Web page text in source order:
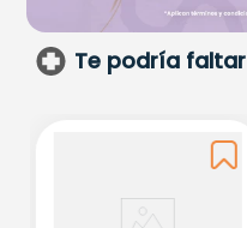
Te podría faltar